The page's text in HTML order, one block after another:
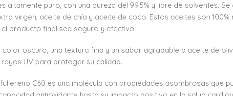
altamente puro, con una pureza del 99.5% y libre de solventes.
virgen, aceite de chía y aceite de coco. Estos aceites son
producto final sea seguro y efectivo.
color oscuro, una textura fina y un sabor agradable a aceite de
UV para proteger su calidad.
fullereno C60 es una molécula con propiedades asombrosas que